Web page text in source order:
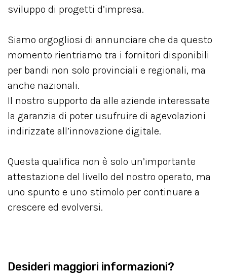
sviluppo di progetti d’impresa.
Siamo orgogliosi di annunciare che da questo
momento rientriamo tra i fornitori disponibili
per bandi non solo provinciali e regionali, ma
anche nazionali.
Il nostro supporto da alle aziende interessate
la garanzia di poter usufruire di agevolazioni
indirizzate all’innovazione digitale.
Questa qualifica non è solo un’importante
attestazione del livello del nostro operato, ma
uno spunto e uno stimolo per continuare a
crescere ed evolversi.
Desideri maggiori informazioni?